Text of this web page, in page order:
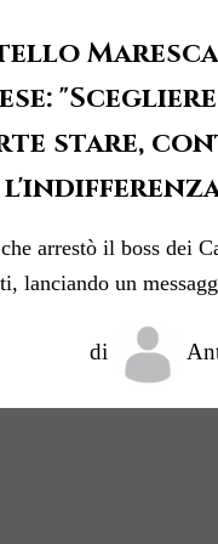
stare,
arrestò il boss dei
lanciando un
di